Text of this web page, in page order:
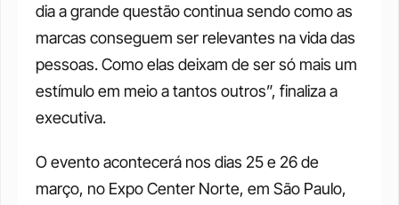
dia a grande questão continua sendo como as
marcas conseguem ser relevantes na vida das
pessoas. Como elas deixam de ser só mais um
estímulo em meio a tantos outros”, finaliza a
executiva.
O evento acontecerá nos dias 25 e 26 de
março, no Expo Center Norte, em São Paulo,